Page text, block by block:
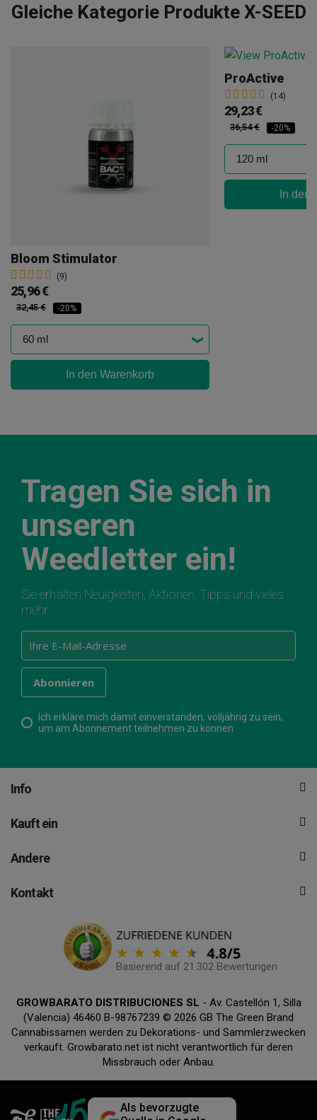
Gleiche Kategorie Produkte X-SEED
Bloom Stimulator
(9)
25,96 €
32,45 € -20%
In den Warenkorb
ProActive
(14)
29,23 €
36,54 € -20%
In den
Tragen Sie sich in
unseren
Weedletter ein!
Sie erhalten Neuigkeiten, Aktionen, Tipps und vieles
mehr.
Ich erkläre mich damit einverstanden, volljährig zu sein,
um am Abonnement teilnehmen zu können
Info
Kauft ein
Andere
Kontakt
Basierend auf 21.302 Bewertungen
GROWBARATO DISTRIBUCIONES SL - Av. Castellón 1, Silla
(Valencia) 46460 B-98767239 © 2026 GB The Green Brand
Cannabissamen werden zu Dekorations- und Sammlerzwecken
verkauft. Growbarato.net ist nicht verantwortlich für deren
Missbrauch oder Anbau.
Als bevorzugte